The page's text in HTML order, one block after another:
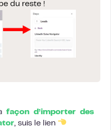
du reste !
façon d’importer des
, suis le lien